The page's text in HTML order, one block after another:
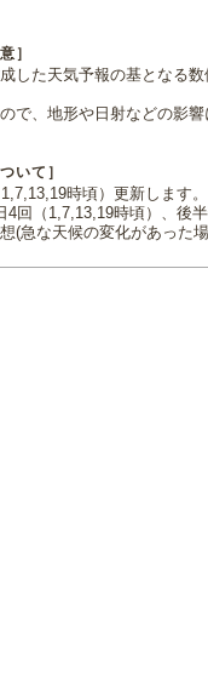
］
した天気予報の基となる
で、地形や日射などの影
いて］
時頃）更新します。
回（1,7,13,19時頃）、後
(急な天候の変化があった